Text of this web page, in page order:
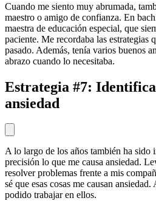
Cuando me siento muy abrumada,
maestro o amigo de confianza. En
maestra de educación especial, que
paciente. Me recordaba las estrategias
pasado. Además, tenía varios buenos
abrazo cuando lo necesitaba.
Estrategia #7:
ansiedad
A lo largo de los años también ha sido
precisión lo que me causa ansiedad.
resolver problemas frente a mis
sé que esas cosas me causan
podido trabajar en ellos.